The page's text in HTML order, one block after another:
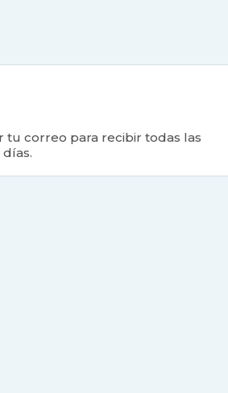
tu correo para recibir todas las